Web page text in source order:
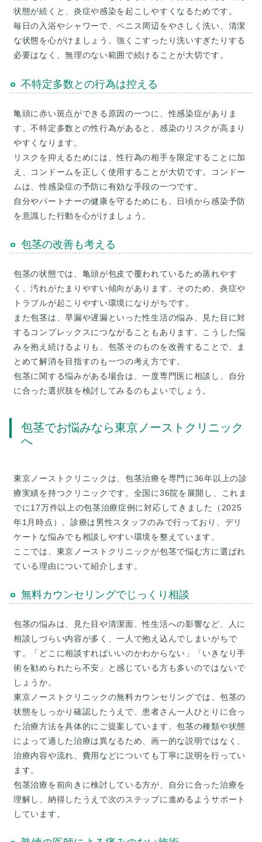
状態が続くと、炎症や感染を起こしやすくなるためです。
毎日の入浴やシャワーで、ペニス周辺をやさしく洗い、清潔
な状態を心がけましょう。強くこすったり洗いすぎたりする
必要はなく、無理のない範囲で続けることが大切です。
不特定多数との行為は控える
亀頭に赤い斑点ができる原因の一つに、性感染症がありま
す。不特定多数との性行為があると、感染のリスクが高まり
やすくなります。
リスクを抑えるためには、性行為の相手を限定することに加
え、コンドームを正しく使用することが大切です。コンドー
ムは、性感染症の予防に有効な手段の一つです。
自分やパートナーの健康を守るためにも、日頃から感染予防
を意識した行動を心がけましょう。
包茎の改善も考える
包茎の状態では、亀頭が包皮で覆われているため蒸れやす
く、汚れがたまりやすい傾向があります。そのため、炎症や
トラブルが起こりやすい環境になりがちです。
また包茎は、早漏や遅漏といった性生活の悩み、見た目に対
するコンプレックスにつながることもあります。こうした悩
みを抱え続けるよりも、包茎そのものを改善することで、ま
とめて解消を目指すのも一つの考え方です。
包茎に関する悩みがある場合は、一度専門医に相談し、自分
に合った選択肢を検討してみるのもよいでしょう。
包茎でお悩みなら東京ノーストクリニック
へ
東京ノーストクリニックは、包茎治療を専門に36年以上の診
療実績を持つクリニックです。全国に36院を展開し、これま
でに17万件以上の包茎治療症例に対応してきました（2025
年1月時点）。診療は男性スタッフのみで行っており、デリ
ケートな悩みでも相談しやすい環境を整えています。
ここでは、東京ノーストクリニックが包茎で悩む方に選ばれ
ている理由について紹介します。
無料カウンセリングでじっくり相談
包茎の悩みは、見た目や清潔面、性生活への影響など、人に
相談しづらい内容が多く、一人で抱え込んでしまいがちで
す。「どこに相談すればいいのかわからない」「いきなり手
術を勧められたら不安」と感じている方も多いのではないで
しょうか。
東京ノーストクリニックの無料カウンセリングでは、包茎の
状態をしっかり確認したうえで、患者さん一人ひとりに合っ
た治療方法を具体的にご提案しています。包茎の種類や状態
によって適した治療は異なるため、画一的な説明ではなく、
治療内容や流れ、費用などについても丁寧に説明を行ってい
ます。
包茎治療を前向きに検討している方が、自分に合った治療を
理解し、納得したうえで次のステップに進めるようサポート
しています。